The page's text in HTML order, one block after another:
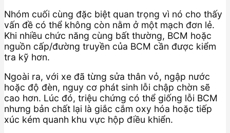
Nhóm cuối cùng đặc biệt quan trọng vì nó cho thấy
vấn đề có thể không còn nằm ở một mạch đơn lẻ.
Khi nhiều chức năng cùng bất thường, BCM hoặc
nguồn cấp/đường truyền của BCM cần được kiểm
tra kỹ hơn.
Ngoài ra, với xe đã từng sửa thân vỏ, ngập nước
hoặc độ đèn, nguy cơ phát sinh lỗi chập chờn sẽ
cao hơn. Lúc đó, triệu chứng có thể giống lỗi BCM
nhưng bản chất lại là giắc cắm oxy hóa hoặc tiếp
xúc kém quanh khu vực hộp điều khiển.